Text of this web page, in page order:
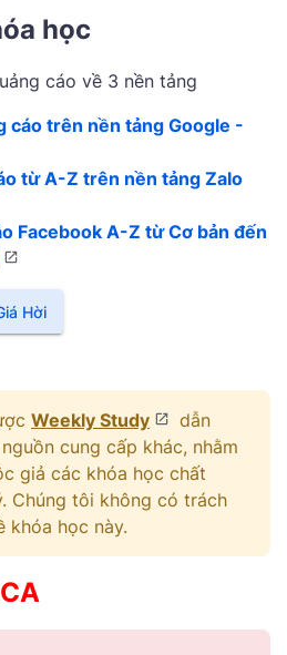
học
cáo về 3 nền tảng
cáo trên nền tảng Google -
từ A-Z trên nền tảng Zalo
Facebook A-Z từ Cơ bản đến
Hời
Weekly Study
dẫn
cung cấp khác, nhằm
giả các khóa học chất
Chúng tôi không có trách
khóa học này.